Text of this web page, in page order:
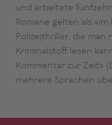
und arbeitete
Romane gelten als
Polizeithriller, die man
Kriminalstoff lesen
Kommentar zur Zeit»
mehrere Sprachen